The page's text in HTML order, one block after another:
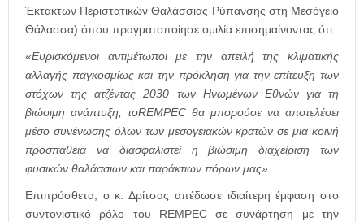
Έκτακτων Περιστατικών Θαλάσσιας Ρύπανσης στη Μεσόγειο
Θάλασσα) όπου πραγματοποίησε ομιλία επισημαίνοντας ότι:
«Ευρισκόμενοι αντιμέτωποι με την απειλή της κλιματικής
αλλαγής παγκοσμίως και την πρόκληση για την επίτευξη των
στόχων της ατζέντας 2030 των Ηνωμένων Εθνών για τη
βιώσιμη ανάπτυξη, τοREMPEC θα μπορούσε να αποτελέσει
μέσο συνένωσης όλων των μεσογειακών κρατών σε μια κοινή
προσπάθεια να διασφαλιστεί η βιώσιμη διαχείριση των
φυσικών θαλάσσιων και παράκτιων πόρων μας».
Επιπρόσθετα, ο κ. Δρίτσας απέδωσε ιδιαίτερη έμφαση στο
συντονιστικό ρόλο του REMPECσε συνάρτηση με την